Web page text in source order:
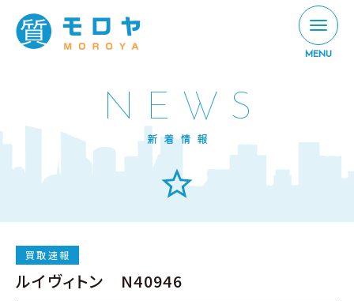
MENU
NEWS
新着情報
買取速報
ルイヴィトン N40946